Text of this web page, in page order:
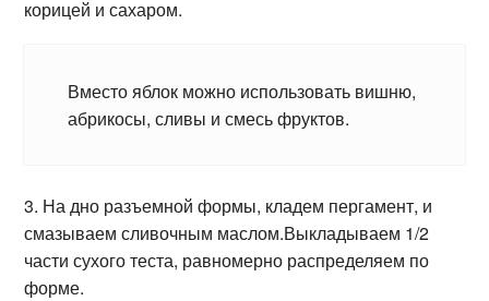
корицей и сахаром.
Вместо яблок можно использовать вишню,
абрикосы, сливы и смесь фруктов.
3. На дно разъемной формы, кладем пергамент, и
смазываем сливочным маслом.Выкладываем 1/2
части сухого теста, равномерно распределяем по
форме.